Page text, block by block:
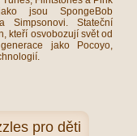
jsou SpongeBob
Simpsonovi. Stateční
kteří osvobozují svět od
jako Pocoyo,
pro děti